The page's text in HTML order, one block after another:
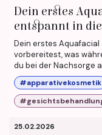
Dein erstes
entspannt in
Dein erstes Aquafacial
vorbereitest, was
du bei der Nachsorge
#apparativekosmetik
25.02.2026